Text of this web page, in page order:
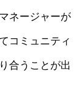
ネージャーが
コミュニティ
合うことが出